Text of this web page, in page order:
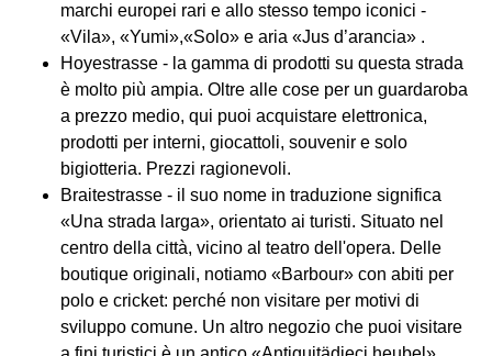
marchi europei rari e allo stesso tempo iconici -
«Vila», «Yumi»,«Solo» e aria «Jus d’arancia» .
Hoyestrasse - la gamma di prodotti su questa strada
è molto più ampia. Oltre alle cose per un guardaroba
a prezzo medio, qui puoi acquistare elettronica,
prodotti per interni, giocattoli, souvenir e solo
bigiotteria. Prezzi ragionevoli.
Braitestrasse - il suo nome in traduzione significa
«Una strada larga», orientato ai turisti. Situato nel
centro della città, vicino al teatro dell'opera. Delle
boutique originali, notiamo «Barbour» con abiti per
polo e cricket: perché non visitare per motivi di
sviluppo comune. Un altro negozio che puoi visitare